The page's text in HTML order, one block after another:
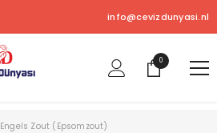
info@cevizdunyasi.nl
00
product
Engels Zout (epsomzout)